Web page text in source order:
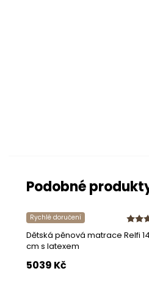
Podobné
Rychlé doručení
Dětská pěnová matrace Relfi
cm s latexem
5039 Kč